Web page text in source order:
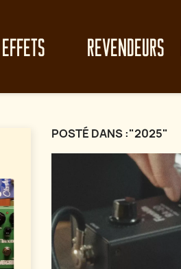
EFFETS REVENDEURS
POSTÉ DANS :"2025"